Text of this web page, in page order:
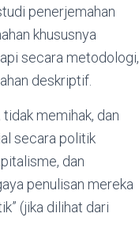
penerjemahan
khususnya
secara metodologi,
deskriptif.
memihak, dan
secara politik
dan
penulisan mereka
(jika dilihat dari